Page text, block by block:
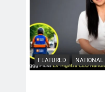
FEATURED NATIONAL